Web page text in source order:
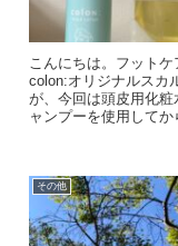
こんにちは。フット
colon:オリジナルスカ
が、今回は頭皮用化
ャンプーを使用して
その他